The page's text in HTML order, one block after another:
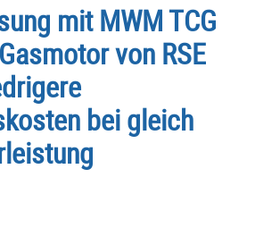
mit MWM TCG
von RSE
bei gleich